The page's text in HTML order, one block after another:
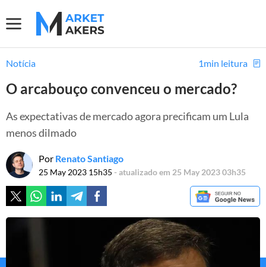
Notícia 1min leitura
O arcabouço convenceu o mercado?
As expectativas de mercado agora precificam um Lula
menos dilmado
Por Renato Santiago
25 May 2023 15h35 - atualizado em 25 May 2023 03h35